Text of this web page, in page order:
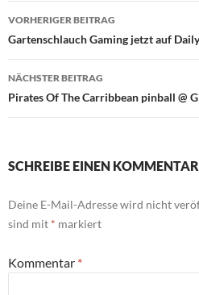
Beitragsnavigation
VORHERIGER BEITRAG
Gartenschlauch Gaming jetzt auf
NÄCHSTER BEITRAG
Pirates Of The Carribbean pinball @
SCHREIBE EINEN KOMMENTAR
Deine E-Mail-Adresse wird nicht
sind mit * markiert
Kommentar *